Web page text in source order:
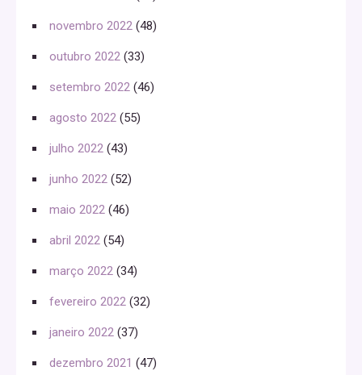
novembro 2022 (48)
outubro 2022 (33)
setembro 2022 (46)
agosto 2022 (55)
julho 2022 (43)
junho 2022 (52)
maio 2022 (46)
abril 2022 (54)
março 2022 (34)
fevereiro 2022 (32)
janeiro 2022 (37)
dezembro 2021 (47)